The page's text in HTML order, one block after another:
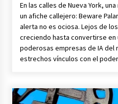
Educar a un
13 horas
Notas para un
progresista: la
Brasil: el
En las calles de Nueva York,
un afiche callejero: Beware
alerta no es ociosa. Lejos de
creciendo hasta convertirse en
poderosas empresas de IA del
estrechos vínculos con el